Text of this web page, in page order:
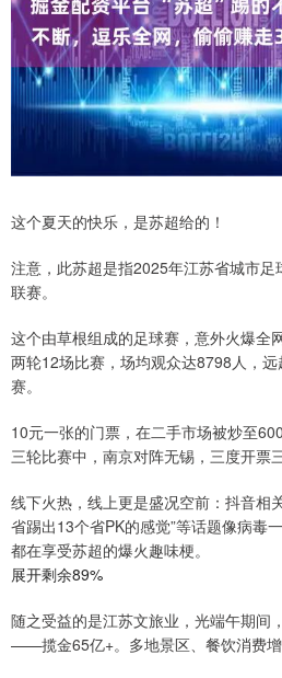
这个夏天的快乐，是苏超给的！
注意，此苏超是指2025年江苏省城市
联赛。
这个由草根组成的足球赛，意外火爆全
两轮12场比赛，场均观众达8798人，
赛。
10元一张的门票，在二手市场被炒至
三轮比赛中，南京对阵无锡，三度开票
线下火热，线上更是盛况空前：抖音相
省踢出13个省PK的感觉”等话题像病毒
都在享受苏超的爆火趣味梗。
展开剩余89%
随之受益的是江苏文旅业，光端午期间
——揽金65亿+。多地景区、餐饮消费增